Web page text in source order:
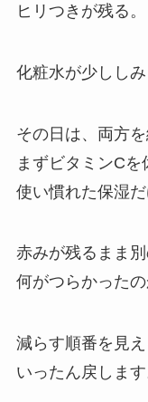
ヒリつきが残る。
化粧水が少ししみ
その日は、両方
まずビタミンCを
使い慣れた保湿
赤みが残るまま別
何がつらかった
減らす順番を見
いったん戻します